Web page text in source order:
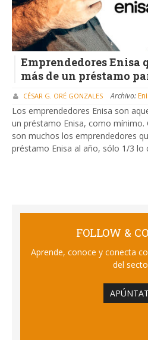
Emprendedores Enisa
más de un préstamo
CÉSAR G. ORÉ GONZALES Archivo:
Los emprendedores Enisa son
un préstamo Enisa, como mínimo.
son muchos los emprendedores
préstamo Enisa al año, sólo 1/3 lo
FOLLOW &
Aprende, conoce y conecta
del